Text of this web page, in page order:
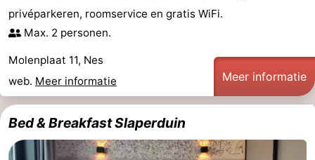
Route
-
Boot
Waddenhoppen
Reisboekenwinkel
Nieuws
privéparkeren, roomservice en gratis WiFi.
Max. 2 personen.
Molenplaat 11, Nes
web. Meer informatie Meer informatie
Bed & Breakfast Slaperduin